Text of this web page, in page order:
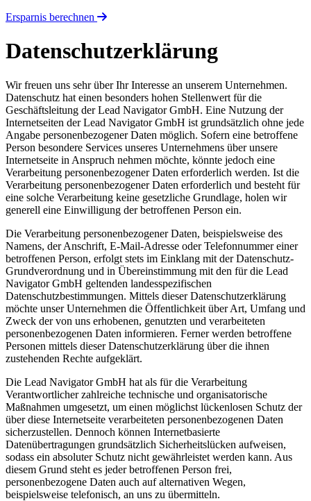
Ersparnis berechnen
Datenschutzerklärung
Wir freuen uns sehr über Ihr Interesse an unserem Unternehmen.
Datenschutz hat einen besonders hohen Stellenwert für die
Geschäftsleitung der Lead Navigator GmbH. Eine Nutzung der
Internetseiten der Lead Navigator GmbH ist grundsätzlich ohne jede
Angabe personenbezogener Daten möglich. Sofern eine betroffene
Person besondere Services unseres Unternehmens über unsere
Internetseite in Anspruch nehmen möchte, könnte jedoch eine
Verarbeitung personenbezogener Daten erforderlich werden. Ist die
Verarbeitung personenbezogener Daten erforderlich und besteht für
eine solche Verarbeitung keine gesetzliche Grundlage, holen wir
generell eine Einwilligung der betroffenen Person ein.
Die Verarbeitung personenbezogener Daten, beispielsweise des
Namens, der Anschrift, E-Mail-Adresse oder Telefonnummer einer
betroffenen Person, erfolgt stets im Einklang mit der Datenschutz-
Grundverordnung und in Übereinstimmung mit den für die Lead
Navigator GmbH geltenden landesspezifischen
Datenschutzbestimmungen. Mittels dieser Datenschutzerklärung
möchte unser Unternehmen die Öffentlichkeit über Art, Umfang und
Zweck der von uns erhobenen, genutzten und verarbeiteten
personenbezogenen Daten informieren. Ferner werden betroffene
Personen mittels dieser Datenschutzerklärung über die ihnen
zustehenden Rechte aufgeklärt.
Die Lead Navigator GmbH hat als für die Verarbeitung
Verantwortlicher zahlreiche technische und organisatorische
Maßnahmen umgesetzt, um einen möglichst lückenlosen Schutz der
über diese Internetseite verarbeiteten personenbezogenen Daten
sicherzustellen. Dennoch können Internetbasierte
Datenübertragungen grundsätzlich Sicherheitslücken aufweisen,
sodass ein absoluter Schutz nicht gewährleistet werden kann. Aus
diesem Grund steht es jeder betroffenen Person frei,
personenbezogene Daten auch auf alternativen Wegen,
beispielsweise telefonisch, an uns zu übermitteln.